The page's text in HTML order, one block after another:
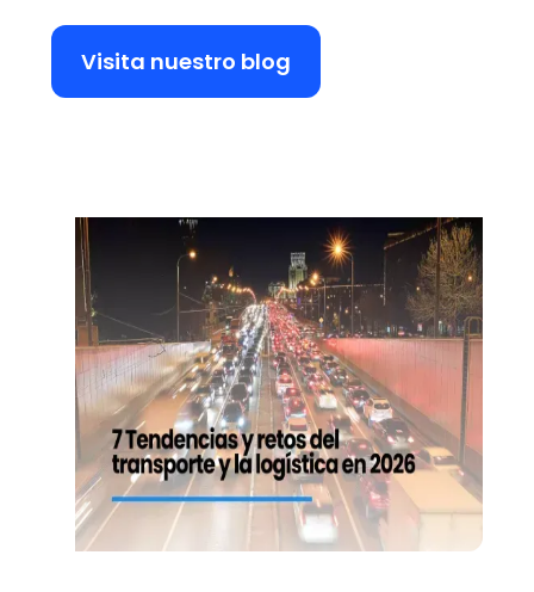
Visita nuestro blog